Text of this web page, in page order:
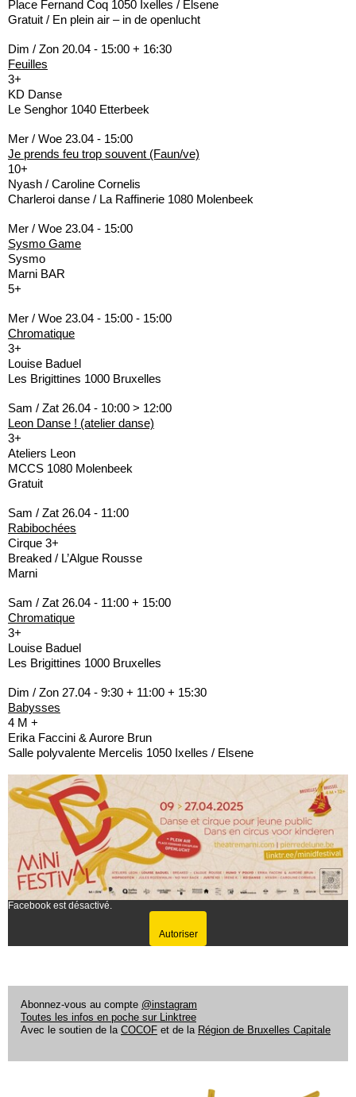
Place Fernand Coq 1050 Ixelles / Elsene
Gratuit / En plein air – in de openlucht
Dim / Zon 20.04 - 15:00 + 16:30
Feuilles
3+
KD Danse
Le Senghor 1040 Etterbeek
Mer / Woe 23.04 - 15:00
Je prends feu trop souvent (Faun/ve)
10+
Nyash / Caroline Cornelis
Charleroi danse / La Raffinerie 1080 Molenbeek
Mer / Woe 23.04 - 15:00
Sysmo Game
Sysmo
Marni BAR
5+
Mer / Woe 23.04 - 15:00 - 15:00
Chromatique
3+
Louise Baduel
Les Brigittines 1000 Bruxelles
Sam / Zat 26.04 - 10:00 > 12:00
Leon Danse ! (atelier danse)
3+
Ateliers Leon
MCCS 1080 Molenbeek
Gratuit
Sam / Zat 26.04 - 11:00
Rabibochées
Cirque 3+
Breaked / L’Algue Rousse
Marni
Sam / Zat 26.04 - 11:00 + 15:00
Chromatique
3+
Louise Baduel
Les Brigittines 1000 Bruxelles
Dim / Zon 27.04 - 9:30 + 11:00 + 15:30
Babysses
4 M +
Erika Faccini & Aurore Brun
Salle polyvalente Mercelis 1050 Ixelles / Elsene
Facebook est désactivé.
Autoriser
Abonnez-vous au compte @instagram
Toutes les infos en poche sur Linktree
Avec le soutien de la COCOF et de la Région de Bruxelles Capitale